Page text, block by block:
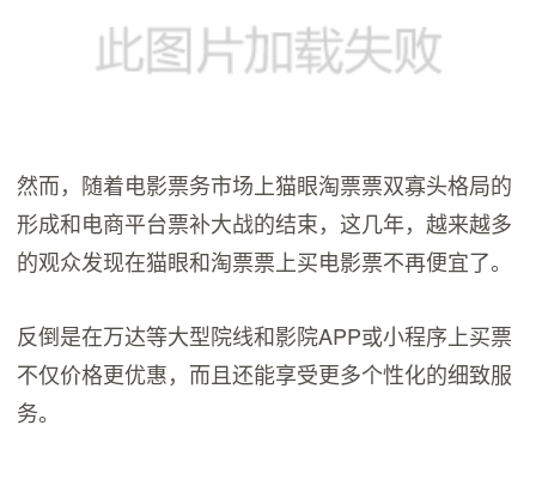
然而，随着电影票务市场上猫眼淘票票双寡头格局的
形成和电商平台票补大战的结束，这几年，越来越多
的观众发现在猫眼和淘票票上买电影票不再便宜了。
反倒是在万达等大型院线和影院APP或小程序上买票
不仅价格更优惠，而且还能享受更多个性化的细致服
务。